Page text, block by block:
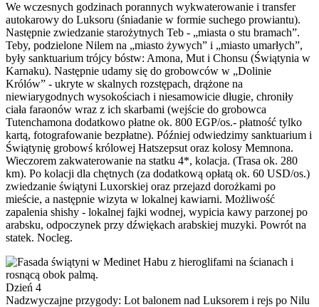
We wczesnych godzinach porannych wykwaterowanie i transfer
autokarowy do Luksoru (śniadanie w formie suchego prowiantu).
Następnie zwiedzanie starożytnych Teb - „miasta o stu bramach”.
Teby, podzielone Nilem na „miasto żywych” i „miasto umarłych”,
były sanktuarium trójcy bóstw: Amona, Mut i Chonsu (Świątynia w
Karnaku). Następnie udamy się do grobowców w „Dolinie
Królów” - ukryte w skalnych rozstępach, drążone na
niewiarygodnych wysokościach i niesamowicie długie, chroniły
ciała faraonów wraz z ich skarbami (wejście do grobowca
Tutenchamona dodatkowo płatne ok. 800 EGP/os.- płatność tylko
kartą, fotografowanie bezpłatne). Później odwiedzimy sanktuarium i
Świątynię grobowś królowej Hatszepsut oraz kolosy Memnona.
Wieczorem zakwaterowanie na statku 4*, kolacja. (Trasa ok. 280
km). Po kolacji dla chętnych (za dodatkową opłatą ok. 60 USD/os.)
zwiedzanie świątyni Luxorskiej oraz przejazd dorożkami po
mieście, a następnie wizyta w lokalnej kawiarni. Możliwość
zapalenia shishy - lokalnej fajki wodnej, wypicia kawy parzonej po
arabsku, odpoczynek przy dźwiękach arabskiej muzyki. Powrót na
statek. Nocleg.
Dzień 4
Nadzwyczajne przygody: Lot balonem nad Luksorem i rejs po Nilu